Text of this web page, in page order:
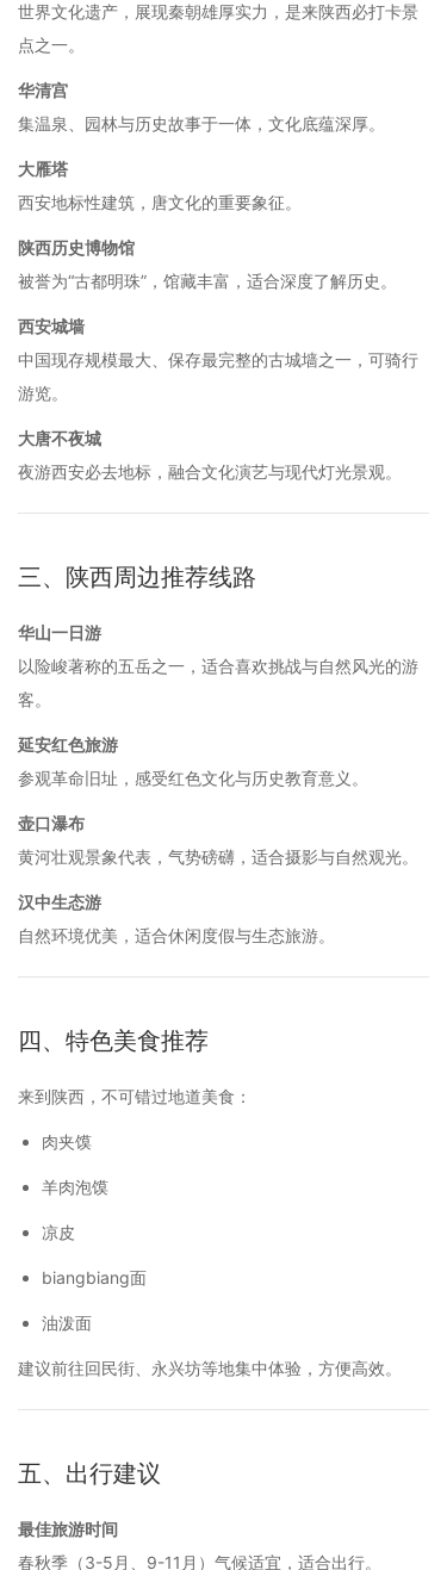
世界文化遗产，展现秦朝雄厚实力，是来陕西必打卡景
点之一。
华清宫
集温泉、园林与历史故事于一体，文化底蕴深厚。
大雁塔
西安地标性建筑，唐文化的重要象征。
陕西历史博物馆
被誉为“古都明珠”，馆藏丰富，适合深度了解历史。
西安城墙
中国现存规模最大、保存最完整的古城墙之一，可骑行
游览。
大唐不夜城
夜游西安必去地标，融合文化演艺与现代灯光景观。
三、陕西周边推荐线路
华山一日游
以险峻著称的五岳之一，适合喜欢挑战与自然风光的游
客。
延安红色旅游
参观革命旧址，感受红色文化与历史教育意义。
壶口瀑布
黄河壮观景象代表，气势磅礴，适合摄影与自然观光。
汉中生态游
自然环境优美，适合休闲度假与生态旅游。
四、特色美食推荐
来到陕西，不可错过地道美食：
肉夹馍
羊肉泡馍
凉皮
biangbiang面
油泼面
建议前往回民街、永兴坊等地集中体验，方便高效。
五、出行建议
最佳旅游时间
春秋季（3-5月、9-11月）气候适宜，适合出行。